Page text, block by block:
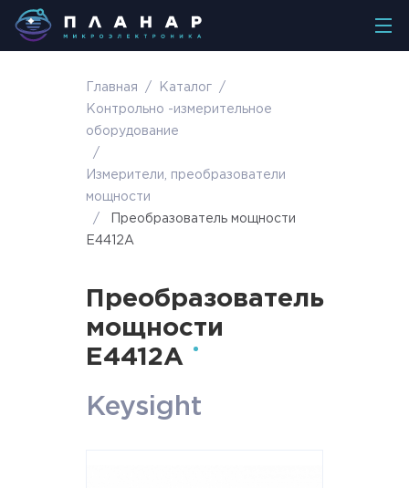
Главная / Каталог
/
Контрольно -измерительное
оборудование
/
Измерители, преобразователи
мощности
/
Преобразователь мощности
E4412A
Преобразователь
мощности
E4412A
Keysight